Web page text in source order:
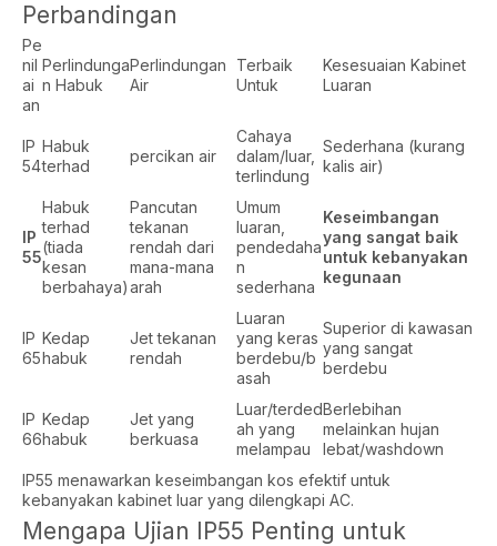
Perbandingan
Pe
nil
ai
an
Perlindunga
n Habuk
Perlindungan
Air
Terbaik
Untuk
Kesesuaian Kabinet
Luaran
IP
54
Habuk
terhad
percikan air
Cahaya
dalam/luar,
terlindung
Sederhana (kurang
kalis air)
IP
55
Habuk
terhad
(tiada
kesan
berbahaya)
Pancutan
tekanan
rendah dari
mana-mana
arah
Umum
luaran,
pendedaha
n
sederhana
Keseimbangan
yang sangat baik
untuk kebanyakan
kegunaan
IP
65
Kedap
habuk
Jet tekanan
rendah
Luaran
yang keras
berdebu/b
asah
Superior di kawasan
yang sangat
berdebu
IP
66
Kedap
habuk
Jet yang
berkuasa
Luar/terded
ah yang
melampau
Berlebihan
melainkan hujan
lebat/washdown
IP55 menawarkan keseimbangan kos efektif untuk
kebanyakan kabinet luar yang dilengkapi AC.
Mengapa Ujian IP55 Penting untuk